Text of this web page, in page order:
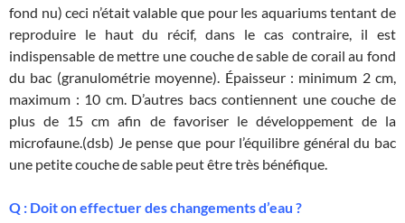
fond nu) ceci n’était valable que pour les aquariums tentant de
reproduire le haut du récif, dans le cas contraire, il est
indispensable de mettre une couche de sable de corail au fond
du bac (granulométrie moyenne). Épaisseur : minimum 2 cm,
maximum : 10 cm. D’autres bacs contiennent une couche de
plus de 15 cm afin de favoriser le développement de la
microfaune.(dsb) Je pense que pour l’équilibre général du bac
une petite couche de sable peut être très bénéfique.
Q : Doit on effectuer des changements d’eau ?